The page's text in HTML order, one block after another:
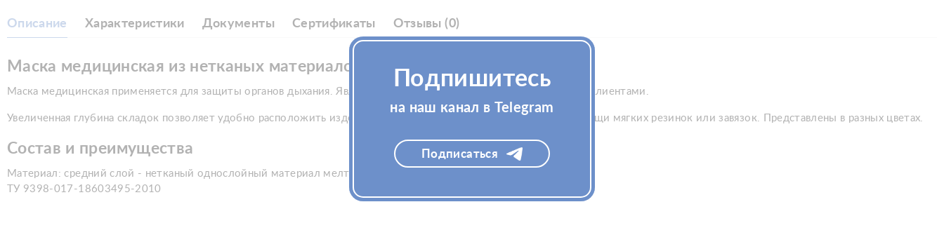
Описание Характеристики Документы Сертификаты Отзывы (0)
Маска медицинская из нетканых материалов нестерильная (желтая)
Маска медицинская применяется для защиты органов дыхания. Является необходимым атрибутом при работе с клиентами.
Увеличенная глубина складок позволяет удобно расположить изделие на лице. Закрепляется на голове при помощи мягких резинок или завязок. Представлены в разных цветах.
Состав и преимущества
Материал: средний слой - нетканый однослойный материал мелтблау, трёхслойная, на завязках.
ТУ 9398-017-18603495-2010
Подпишитесь
на наш канал в Telegram
Подписаться